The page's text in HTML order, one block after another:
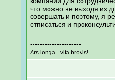
что можно не выходя из
совершать и поэтому, я
отписаться и
---------------------
Ars longa - vita brevis!